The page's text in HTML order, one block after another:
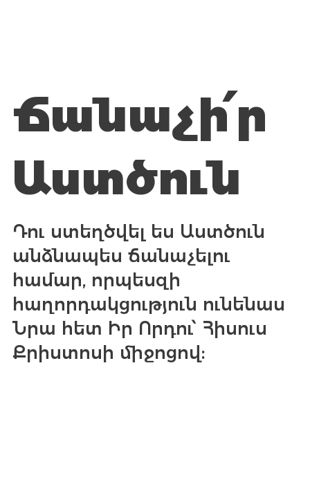
Ճանաչի՛ր
Աստծուն
Դու ստեղծվել ես Աստծուն
անձնապես ճանաչելու
համար, որպեսզի
հաղորդակցություն ունենաս
Նրա հետ Իր Որդու՝ Հիսուս
Քրիստոսի միջոցով: